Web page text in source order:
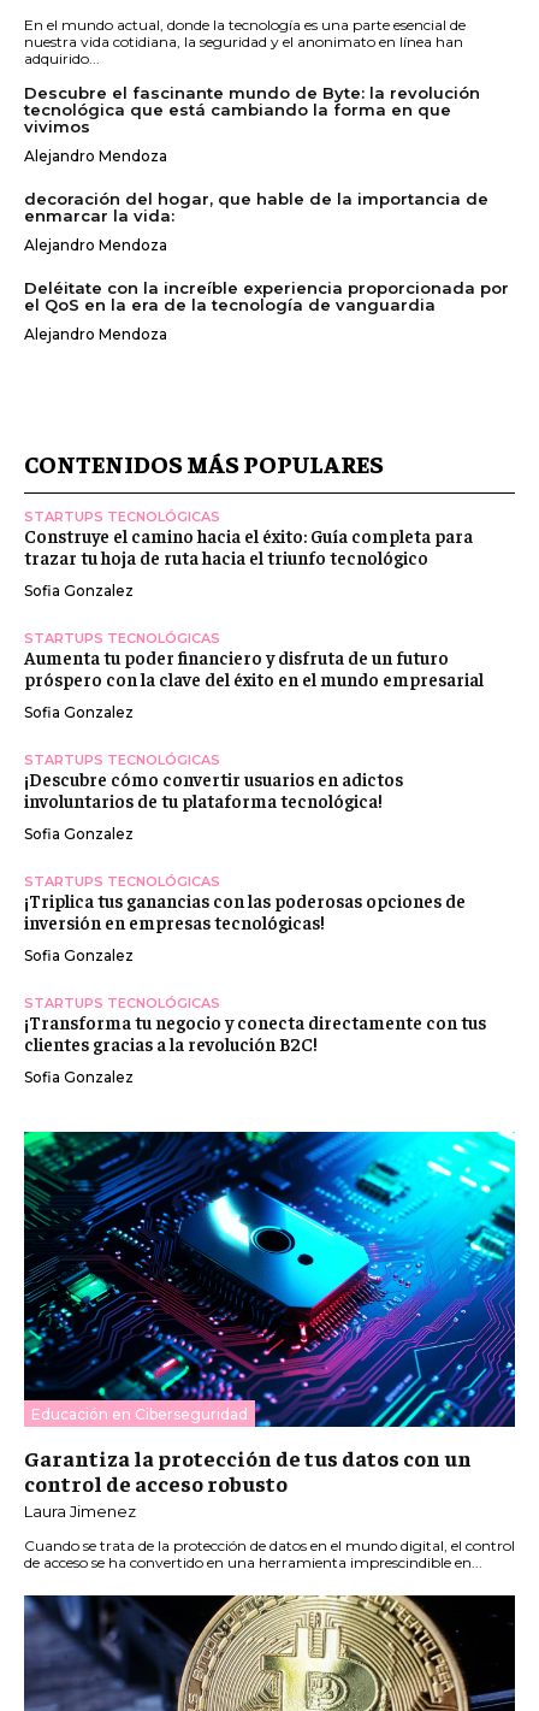
En el mundo actual, donde la tecnología es una parte esencial de
nuestra vida cotidiana, la seguridad y el anonimato en línea han
adquirido...
Descubre el fascinante mundo de Byte: la revolución
tecnológica que está cambiando la forma en que
vivimos
Alejandro Mendoza
decoración del hogar, que hable de la importancia de
enmarcar la vida:
Alejandro Mendoza
Deléitate con la increíble experiencia proporcionada por
el QoS en la era de la tecnología de vanguardia
Alejandro Mendoza
CONTENIDOS MÁS POPULARES
STARTUPS TECNOLÓGICAS
Construye el camino hacia el éxito: Guía completa para
trazar tu hoja de ruta hacia el triunfo tecnológico
Sofia Gonzalez
STARTUPS TECNOLÓGICAS
Aumenta tu poder financiero y disfruta de un futuro
próspero con la clave del éxito en el mundo empresarial
Sofia Gonzalez
STARTUPS TECNOLÓGICAS
¡Descubre cómo convertir usuarios en adictos
involuntarios de tu plataforma tecnológica!
Sofia Gonzalez
STARTUPS TECNOLÓGICAS
¡Triplica tus ganancias con las poderosas opciones de
inversión en empresas tecnológicas!
Sofia Gonzalez
STARTUPS TECNOLÓGICAS
¡Transforma tu negocio y conecta directamente con tus
clientes gracias a la revolución B2C!
Sofia Gonzalez
Educación en Ciberseguridad
Garantiza la protección de tus datos con un
control de acceso robusto
Laura Jimenez
Cuando se trata de la protección de datos en el mundo digital, el control
de acceso se ha convertido en una herramienta imprescindible en...